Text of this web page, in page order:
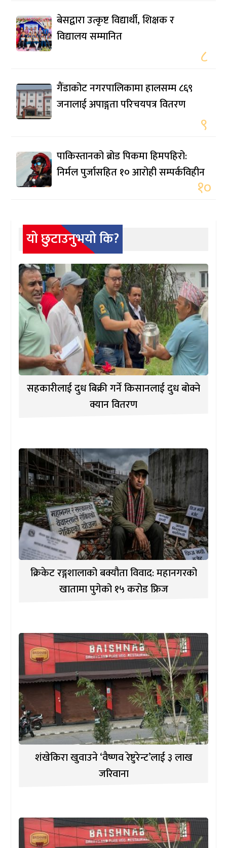
बेसद्वारा उत्कृष्ट विद्यार्थी, शिक्षक र
विद्यालय सम्मानित
८
गैंडाकोट नगरपालिकामा हालसम्म ८६९
जनालाई अपाङ्गता परिचयपत्र वितरण
९
पाकिस्तानको ब्रोड पिकमा हिमपहिरो:
निर्मल पुर्जासहित १० आरोही सम्पर्कविहीन
१०
यो छुटाउनुभयो कि?
सहकारीलाई दुध बिक्री गर्ने किसानलाई दुध बोक्ने
क्यान वितरण
क्रिकेट रङ्गशालाको बक्यौता विवाद: महानगरको
खातामा पुगेको १५ करोड फ्रिज
शंखेकिरा खुवाउने ‘वैष्णव रेष्टुरेन्ट’लाई ३ लाख
जरिवाना